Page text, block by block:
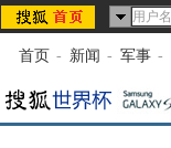
首页 - 新闻 - 军事 -